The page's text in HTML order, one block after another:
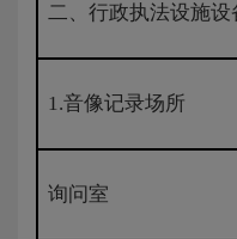
二、行政执法设施设
1.音像记录场所
询问室